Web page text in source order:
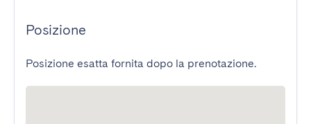
Posizione
Posizione esatta fornita dopo la prenotazione.